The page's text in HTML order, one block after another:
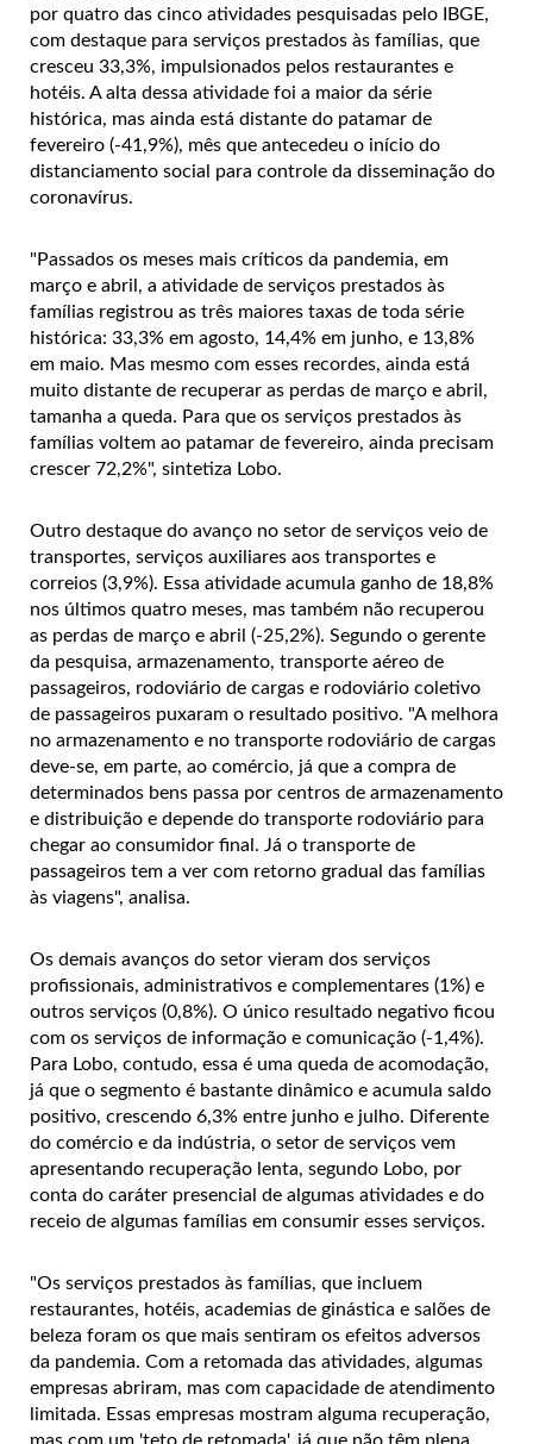
por quatro das cinco atividades pesquisadas pelo IBGE,
com destaque para serviços prestados às famílias, que
cresceu 33,3%, impulsionados pelos restaurantes e
hotéis. A alta dessa atividade foi a maior da série
histórica, mas ainda está distante do patamar de
fevereiro (-41,9%), mês que antecedeu o início do
distanciamento social para controle da disseminação do
coronavírus.
"Passados os meses mais críticos da pandemia, em
março e abril, a atividade de serviços prestados às
famílias registrou as três maiores taxas de toda série
histórica: 33,3% em agosto, 14,4% em junho, e 13,8%
em maio. Mas mesmo com esses recordes, ainda está
muito distante de recuperar as perdas de março e abril,
tamanha a queda. Para que os serviços prestados às
famílias voltem ao patamar de fevereiro, ainda precisam
crescer 72,2%", sintetiza Lobo.
Outro destaque do avanço no setor de serviços veio de
transportes, serviços auxiliares aos transportes e
correios (3,9%). Essa atividade acumula ganho de 18,8%
nos últimos quatro meses, mas também não recuperou
as perdas de março e abril (-25,2%). Segundo o gerente
da pesquisa, armazenamento, transporte aéreo de
passageiros, rodoviário de cargas e rodoviário coletivo
de passageiros puxaram o resultado positivo. "A melhora
no armazenamento e no transporte rodoviário de cargas
deve-se, em parte, ao comércio, já que a compra de
determinados bens passa por centros de armazenamento
e distribuição e depende do transporte rodoviário para
chegar ao consumidor final. Já o transporte de
passageiros tem a ver com retorno gradual das famílias
às viagens", analisa.
Os demais avanços do setor vieram dos serviços
profissionais, administrativos e complementares (1%) e
outros serviços (0,8%). O único resultado negativo ficou
com os serviços de informação e comunicação (-1,4%).
Para Lobo, contudo, essa é uma queda de acomodação,
já que o segmento é bastante dinâmico e acumula saldo
positivo, crescendo 6,3% entre junho e julho. Diferente
do comércio e da indústria, o setor de serviços vem
apresentando recuperação lenta, segundo Lobo, por
conta do caráter presencial de algumas atividades e do
receio de algumas famílias em consumir esses serviços.
"Os serviços prestados às famílias, que incluem
restaurantes, hotéis, academias de ginástica e salões de
beleza foram os que mais sentiram os efeitos adversos
da pandemia. Com a retomada das atividades, algumas
empresas abriram, mas com capacidade de atendimento
limitada. Essas empresas mostram alguma recuperação,
mas com um 'teto de retomada', já que não têm plena